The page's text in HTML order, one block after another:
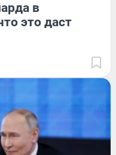
в
это даст